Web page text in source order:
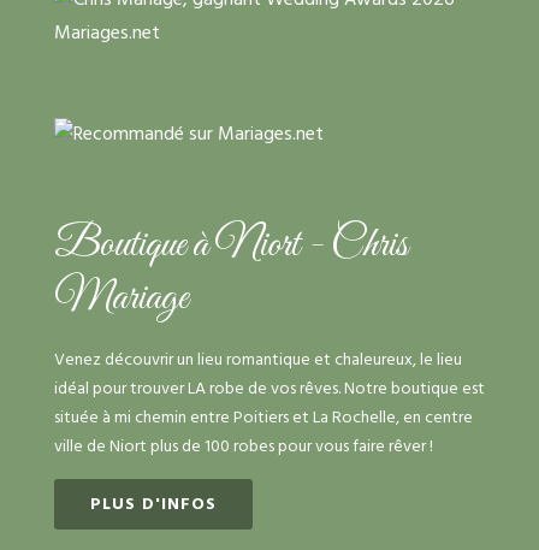
Boutique à Niort - Chris
Mariage
Venez découvrir un lieu romantique et chaleureux, le lieu
idéal pour trouver LA robe de vos rêves. Notre boutique est
située à mi chemin entre Poitiers et La Rochelle, en centre
ville de Niort plus de 100 robes pour vous faire rêver !
PLUS D'INFOS